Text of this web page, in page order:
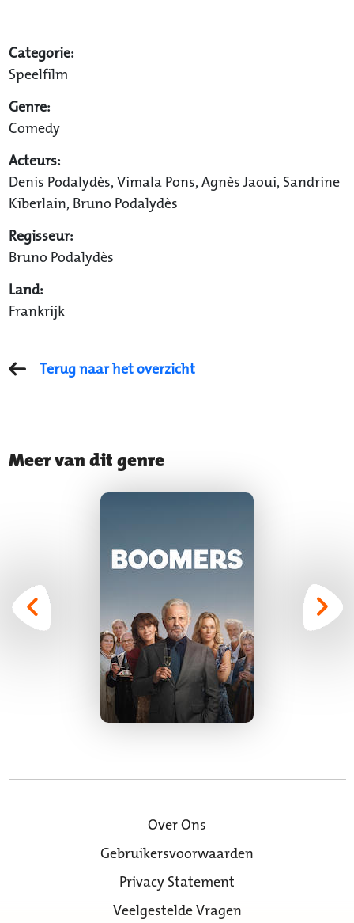
Categorie:
Speelfilm
Genre:
Comedy
Acteurs:
Denis Podalydès, Vimala Pons, Agnès Jaoui, Sandrine
Kiberlain, Bruno Podalydès
Regisseur:
Bruno Podalydès
Land:
Frankrijk
Terug naar het overzicht
Meer van dit genre
Over Ons
Gebruikersvoorwaarden
Privacy Statement
Veelgestelde Vragen